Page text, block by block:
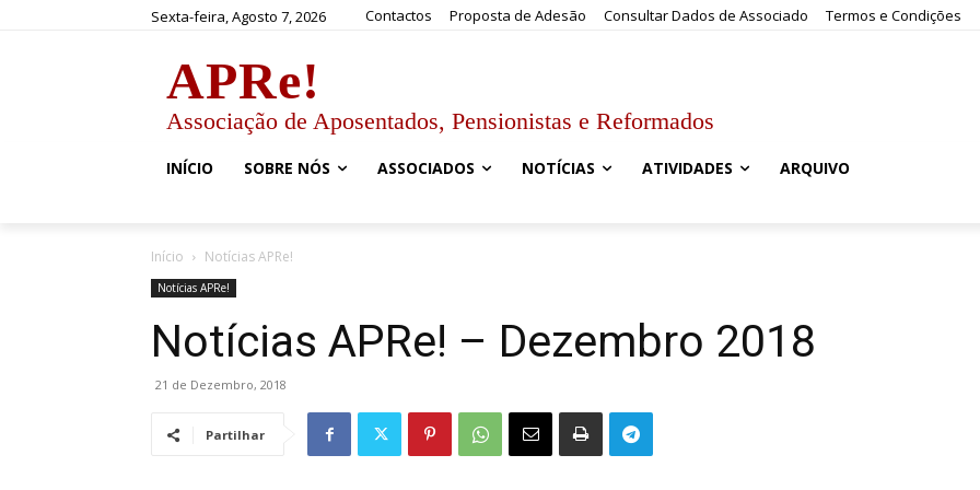
Sexta-feira, Agosto 7, 2026 Contactos Proposta de Adesão Consultar Dados de Associado Termos e Condições
APRe!
Associação de Aposentados, Pensionistas e Reformados
INÍCIO SOBRE NÓS ASSOCIADOS NOTÍCIAS ATIVIDADES ARQUIVO
Início Notícias APRe!
Notícias APRe!
Notícias APRe! – Dezembro 2018
21 de Dezembro, 2018
Partilhar